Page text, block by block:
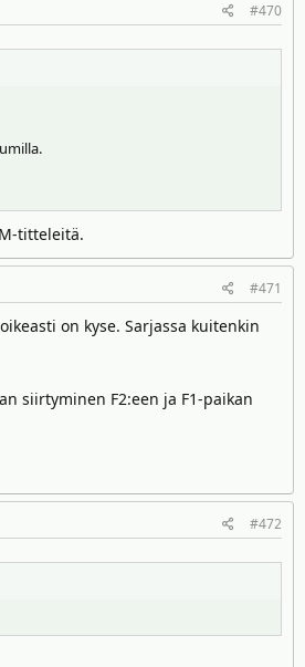
#470
titteleitä.
#471
on kyse. Sarjassa kuitenkin
siirtyminen F2:een ja F1-paikan
#472